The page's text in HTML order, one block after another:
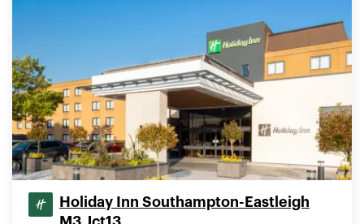
Holiday Inn Southampton-Eastleigh